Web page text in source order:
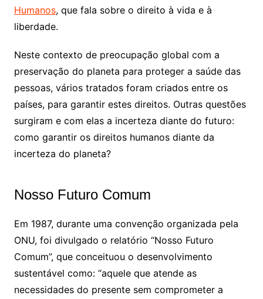
Humanos, que fala sobre o direito à vida e à
liberdade.
Neste contexto de preocupação global com a
preservação do planeta para proteger a saúde das
pessoas, vários tratados foram criados entre os
países, para garantir estes direitos. Outras questões
surgiram e com elas a incerteza diante do futuro:
como garantir os direitos humanos diante da
incerteza do planeta?
Nosso Futuro Comum
Em 1987, durante uma convenção organizada pela
ONU, foi divulgado o relatório “Nosso Futuro
Comum”, que conceituou o desenvolvimento
sustentável como: “aquele que atende as
necessidades do presente sem comprometer a